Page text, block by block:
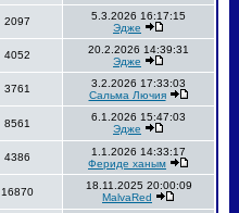
2097
5.3.2026 16:17:15
Эдже
4052
20.2.2026 14:39:31
Эдже
3761
3.2.2026 17:33:03
Сальма Лючия
8561
6.1.2026 15:47:03
Эдже
4386
1.1.2026 14:33:17
Фериде ханым
16870
18.11.2025 20:00:09
MalvaRed